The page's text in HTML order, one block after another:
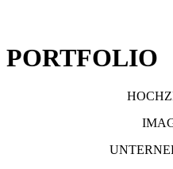
PORTFOLIO